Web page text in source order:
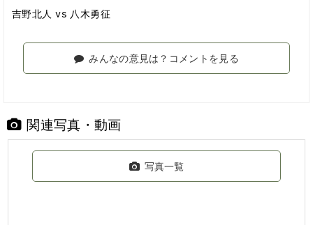
吉野北人 vs 八木勇征
みんなの意見は？コメントを見る
関連写真・動画
写真一覧